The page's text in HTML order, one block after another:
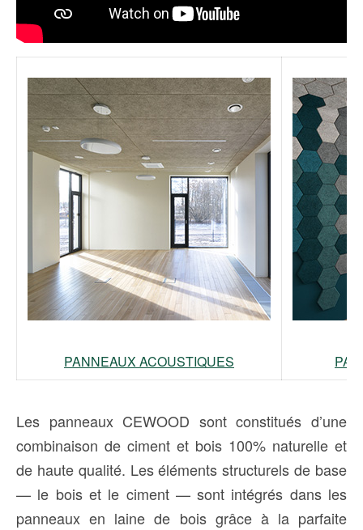
PANNEAUX ACOUSTIQUES
Les panneaux CEWOOD sont constitués d’une
combinaison de ciment et bois 100% naturelle et
de haute qualité. Les éléments structurels de base
— le bois et le ciment — sont intégrés dans les
panneaux en laine de bois grâce à la parfaite